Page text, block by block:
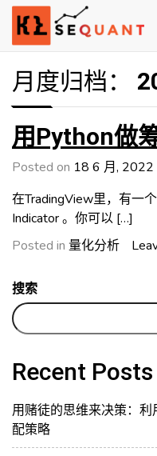
Skip
content
klsequant
Engineered Wealth
月度归档：
用Python做
Posted on 18 6 月, 2022
在TradingView里，有一
Indicator 。你可以 […]
Posted in 量化分析
搜索
Recent Posts
用赌徒的思维来决策：
配策略